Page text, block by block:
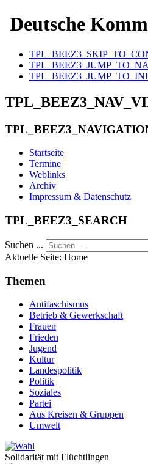
Deutsche
Startseite
Termine
Weblinks
Archiv
Impressum & Datenschutz
TPL_BEEZ3_SEARCH
Suchen ...
Aktuelle Seite: Home
Themen
Antifaschismus
Betrieb & Gewerkschaft
Frauen
Frieden
Jugend
Kultur
Landespolitik
Politik
Soziales
Partei
Aus Kreisen & Gruppen
Umwelt
Solidarität mit Flüchtlingen